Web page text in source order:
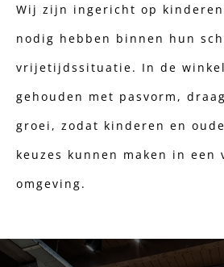
Wij zijn ingericht op
nodig hebben binnen hun
vrijetijdssituatie. In de
gehouden met pasvorm,
groei, zodat kinderen en
keuzes kunnen maken in een
omgeving.